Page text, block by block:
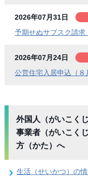
2026年07月31日
予期せぬサブスク請求
2026年07月24日
公営住宅入居申込（８
外国人（がいこく
事業者（がいこく
方（かた）へ
生活（せいかつ）の情